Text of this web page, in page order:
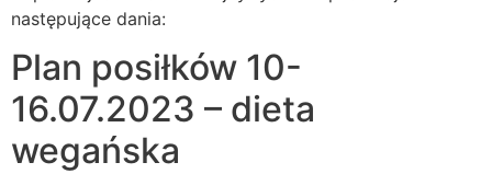
następujące dania:
Plan posiłków 10-
16.07.2023 – dieta
wegańska